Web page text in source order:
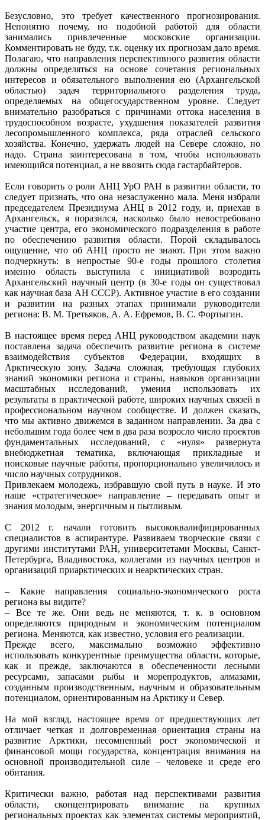
Безусловно, это требует качественного прогнозирования.
Непонятно почему, но подобной работой для области
занимались привлеченные московские организации.
Комментировать не буду, т.к. оценку их прогнозам дало время.
Полагаю, что направления перспективного развития области
должны определяться на основе сочетания региональных
интересов и обязательного выполнения ею (Архангельской
областью) задач территориального разделения труда,
определяемых на общегосударственном уровне. Следует
внимательно разобраться с причинами оттока населения в
трудоспособном возрасте, ухудшения показателей развития
лесопромышленного комплекса, ряда отраслей сельского
хозяйства. Конечно, удержать людей на Севере сложно, но
надо. Страна заинтересована в том, чтобы использовать
имеющийся потенциал, а не ввозить сюда гастарбайтеров.
Если говорить о роли АНЦ УрО РАН в развитии области, то
следует признать, что она незаслуженно мала. Меня избрали
председателем Президиума АНЦ в 2012 году, и, приехав в
Архангельск, я поразился, насколько было невостребовано
участие центра, его экономического подразделения в работе
по обеспечению развития области. Порой складывалось
ощущение, что об АНЦ просто не знают. При этом важно
подчеркнуть: в непростые 90-е годы прошлого столетия
именно область выступила с инициативой возродить
Архангельский научный центр (в 30-е годы он существовал
как научная база АН СССР). Активное участие в его создании
и развитии на разных этапах принимали руководители
региона: В. М. Третьяков, А. А. Ефремов, В. С. Фортыгин.
В настоящее время перед АНЦ руководством академии наук
поставлена задача обеспечить развитие региона в системе
взаимодействия субъектов Федерации, входящих в
Арктическую зону. Задача сложная, требующая глубоких
знаний экономики региона и страны, навыков организации
масштабных исследований, умения использовать их
результаты в практической работе, широких научных связей в
профессиональном научном сообществе. И должен сказать,
что мы активно движемся в заданном направлении. За два с
небольшим года более чем в два раза возросло число проектов
фундаментальных исследований, с «нуля» развернута
внебюджетная тематика, включающая прикладные и
поисковые научные работы, пропорционально увеличилось и
число научных сотрудников.
Привлекаем молодежь, избравшую свой путь в науке. И это
наше «стратегическое» направление – передавать опыт и
знания молодым, энергичным и пытливым.
С 2012 г. начали готовить высококвалифицированных
специалистов в аспирантуре. Развиваем творческие связи с
другими институтами РАН, университетами Москвы, Санкт-
Петербурга, Владивостока, коллегами из научных центров и
организаций приарктических и неарктических стран.
– Какие направления социально-экономического роста
региона вы видите?
– Все те же. Они ведь не меняются, т. к. в основном
определяются природным и экономическим потенциалом
региона. Меняются, как известно, условия его реализации.
Прежде всего, максимально возможно эффективно
использовать конкурентные преимущества области, которые,
как и прежде, заключаются в обеспеченности лесными
ресурсами, запасами рыбы и морепродуктов, алмазами,
созданным производственным, научным и образовательным
потенциалом, ориентированным на Арктику и Север.
На мой взгляд, настоящее время от предшествующих лет
отличает четкая и долговременная ориентация страны на
развитие Арктики, несомненный рост экономической и
финансовой мощи государства, концентрация внимания на
основной производительной силе – человеке и среде его
обитания.
Критически важно, работая над перспективами развития
области, сконцентрировать внимание на крупных
региональных проектах как элементах системы мероприятий,